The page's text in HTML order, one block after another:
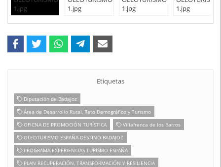
Etiquetas
Diputación de Badajoz
Área de Desarrollo Rural, Reto Demográfico y Turismo
OFICNA DE PROMOCIÓN TURÍSTICA
Villafranca de los Barros
OLEOTURISMO ESPAÑA-DESTINO BADAJOZ
PROGRAMA EXPERIENCIAS TURISMO ESPAÑA
PLAN RECUPERACIÓN, TRANSFORMACIÓN Y RESILIENCIA